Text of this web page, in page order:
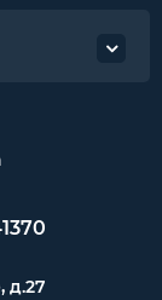
д.27